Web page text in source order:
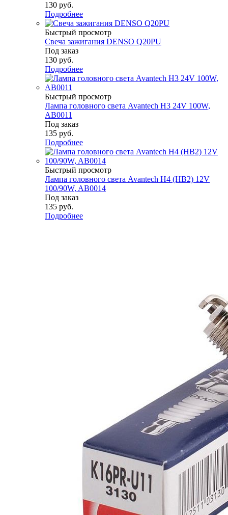
130 руб.
Подробнее
Быстрый просмотр
Свеча зажигания DENSO Q20PU
Под заказ
130 руб.
Подробнее
Быстрый просмотр
Лампа головного света Avantech H3 24V 100W,
AB0011
Под заказ
135 руб.
Подробнее
Быстрый просмотр
Лампа головного света Avantech H4 (HB2) 12V
100/90W, AB0014
Под заказ
135 руб.
Подробнее